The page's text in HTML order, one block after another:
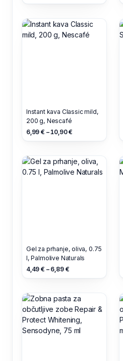
Instant kava Classic mild,
200 g, Nescafé
6,99 € – 10,90 €
Gel za prhanje, oliva, 0.75
l, Palmolive Naturals
4,49 € – 6,89 €